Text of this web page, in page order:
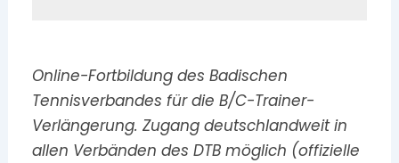
Online-Fortbildung des Badischen
Tennisverbandes für die B/C-Trainer-
Verlängerung. Zugang deutschlandweit in
allen Verbänden des DTB möglich (offizielle